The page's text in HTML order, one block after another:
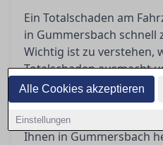
Alle Cookies akzeptieren
Einstellungen
Ein Totalschaden am
in Gummersbach schnell
Wichtig ist zu verstehen,
Totalschaden ausmacht
berechnet. Zudem
eine Rolle, bei denen
lassen sollte. Ein
Ihnen in Gummersbach